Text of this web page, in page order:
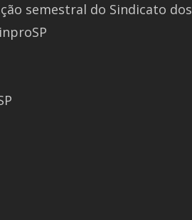
semestral do Sindicato dos